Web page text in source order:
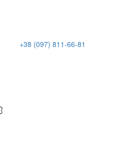
+38 (097) 811-66-81